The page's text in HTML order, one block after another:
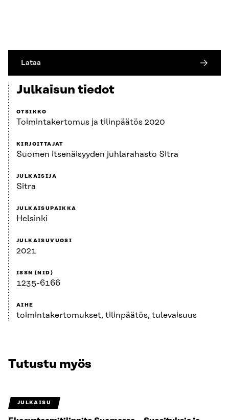
Lataa
Julkaisun tiedot
OTSIKKO
Toimintakertomus ja tilinpäätös 2020
KIRJOITTAJAT
Suomen itsenäisyyden juhlarahasto Sitra
JULKAISIJA
Sitra
JULKAISUPAIKKA
Helsinki
JULKAISUVUOSI
2021
ISSN (NID)
1235-6166
AIHE
toimintakertomukset, tilinpäätös, tulevaisuus
Tutustu myös
JULKAISU